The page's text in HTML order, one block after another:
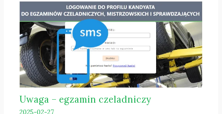
Uwaga – egzamin czeladniczy
2025-02-27